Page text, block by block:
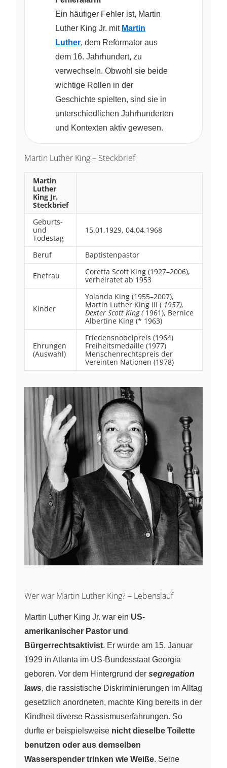
Ein häufiger Fehler ist, Martin
Luther King Jr. mit Martin
Luther, dem Reformator aus
dem 16. Jahrhundert, zu
verwechseln. Obwohl sie beide
wichtige Rollen in der
Geschichte spielten, sind sie in
unterschiedlichen Jahrhunderten
und Kontexten aktiv gewesen.
Martin Luther King – Steckbrief
Martin
Luther
King Jr.
Steckbrief
Geburts-
und
Todestag
15.01.1929, 04.04.1968
Beruf Baptistenpastor
Ehefrau
Coretta Scott King (1927–2006),
verheiratet ab 1953
Kinder
Yolanda King (1955–2007),
Martin Luther King III ( 1957),
Dexter Scott King (1961), Bernice
Albertine King (* 1963)
Ehrungen
(Auswahl)
Friedensnobelpreis (1964)
Freiheitsmedaille (1977)
Menschenrechtspreis der
Vereinten Nationen (1978)
Wer war Martin Luther King? – Lebenslauf
Martin Luther King Jr. war ein US-
amerikanischer Pastor und
Bürgerrechtsaktivist. Er wurde am 15. Januar
1929 in Atlanta im US-Bundesstaat Georgia
geboren. Vor dem Hintergrund der segregation
laws, die rassistische Diskriminierungen im Alltag
gesetzlich anordneten, machte King bereits in der
Kindheit diverse Rassismuserfahrungen. So
durfte er beispielsweise nicht dieselbe Toilette
benutzen oder aus demselben
Wasserspender trinken wie Weiße. Seine